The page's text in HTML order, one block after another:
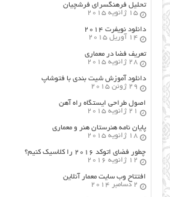
تحلیل فرهنگسرای فرشچیان
15 ژانویه 2015
دانلود نویفرت ۲۰۱۴
14 آوریل 2015
تعریف فضا در معماری
28 ژانویه 2015
دانلود آموزش شیت بندی با فتوشاپ
29 ژوئن 2015
اصول طراحي ایستگاه راه آهن
21 ژانویه 2015
پایان نامه هنرستان هنر و معماري
18 ژانویه 2015
چطور فضای اتوکد ۲۰۱۶ را کلاسیک کنیم؟
12 ژانویه 2016
افتتاح وب سایت معمار آنلاین
2 دسامبر 2014